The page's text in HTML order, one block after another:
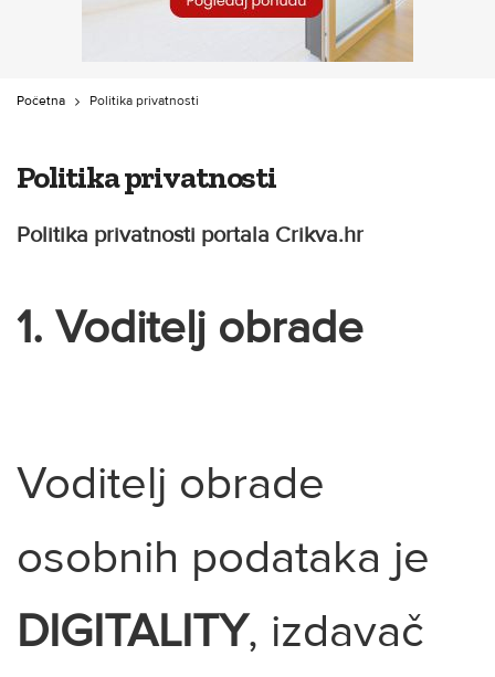
Početna Politika privatnosti
Politika privatnosti
Politika privatnosti portala Crikva.hr
1. Voditelj obrade
Voditelj obrade
osobnih podataka je
DIGITALITY, izdavač